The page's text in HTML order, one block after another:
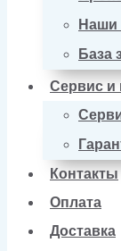
Наши
База
Сервис и
Контакты
Оплата
Доставка